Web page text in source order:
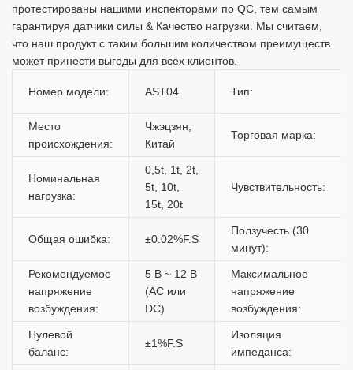
протестированы нашими инспекторами по QC, тем самым
гарантируя датчики силы & Качество нагрузки. Мы считаем,
что наш продукт с таким большим количеством преимуществ
может принести выгоды для всех клиентов.
Номер модели: AST04 Тип:
Место
происхождения:
Чжэцзян,
Китай
Торговая марка:
Номинальная
нагрузка:
0,5t, 1t, 2t,
5t, 10t,
15t, 20t
Чувствительность:
Общая ошибка: ±0.02%F.S
Ползучесть (30
минут):
Рекомендуемое
напряжение
возбуждения:
5 В ~ 12 В
(AC или
DC)
Максимальное
напряжение
возбуждения:
Нулевой
баланс:
±1%F.S
Изоляция
импеданса: